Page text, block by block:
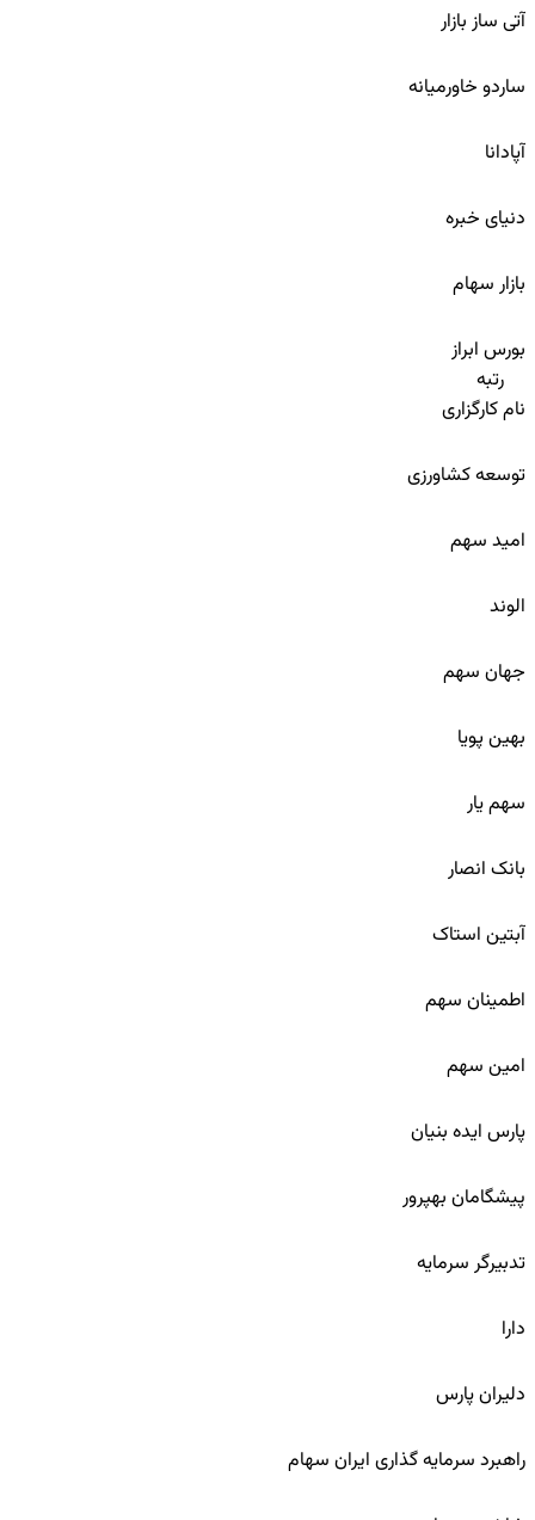
آتی ساز بازار
ساردو خاورمیانه
آپادانا
دنیای خبره
بازار سهام
بورس ابراز
رتبه
نام کارگزاری
توسعه کشاورزی
امید سهم
الوند
جهان سهم
بهین پویا
سهم یار
بانک انصار
آبتین استاک
اطمینان سهم
امین سهم
پارس ایده بنیان
پیشگامان بهپرور
تدبیرگر سرمایه
دارا
دلیران پارس
راهبرد سرمایه گذاری ایران سهام